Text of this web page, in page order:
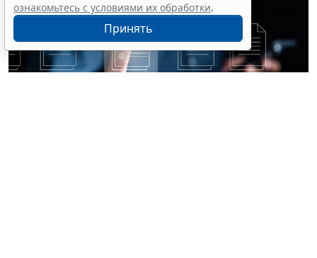
ознакомьтесь с условиями их обработки.
Принять